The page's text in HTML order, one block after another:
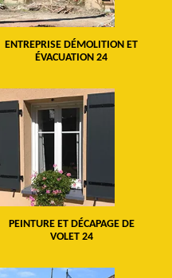
ENTREPRISE DÉMOLITION ET
ÉVACUATION 24
PEINTURE ET DÉCAPAGE DE
VOLET 24